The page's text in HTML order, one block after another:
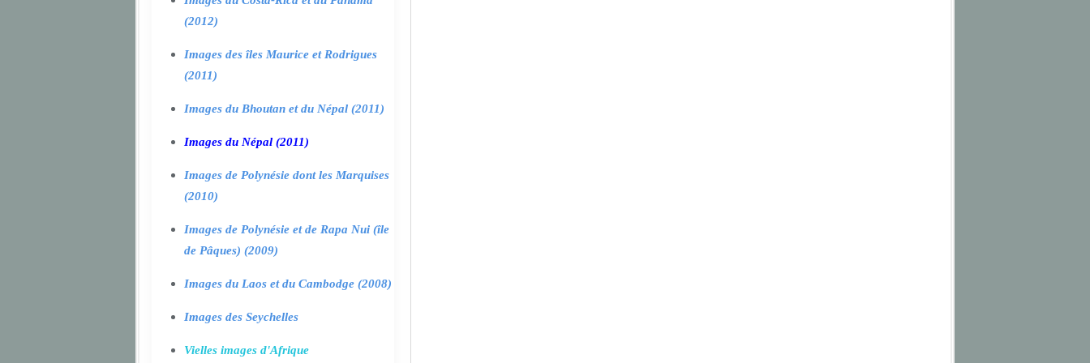
(2012)
Images des îles Maurice et Rodrigues
(2011)
Images du Bhoutan et du Népal (2011)
Images du Népal (2011)
Images de Polynésie dont les Marquises
(2010)
Images de Polynésie et de Rapa Nui (île
de Pâques) (2009)
Images du Laos et du Cambodge (2008)
Images des Seychelles
Vielles images d'Afrique